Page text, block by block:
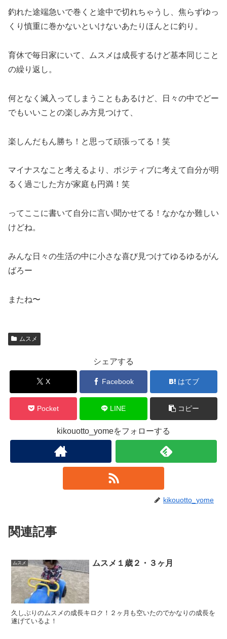
釣れた途端急いで巻くと途中で切れちゃうし、焦らずゆっ
くり慎重に巻かないといけないあたりほんとに釣り。
育休で毎日家にいて、ムスメは成長するけど基本同じこと
の繰り返し。
何となく滅入ってしまうこともあるけど、日々の中でどー
でもいいことの楽しみ方見つけて、
楽しんだもん勝ち！と思って頑張ってる！笑
マイナスなこと考えるより、ポジティブに考えて自分が明
るく過ごした方が家庭も円満！笑
ってここに書いて自分に言い聞かせてる！なかなか難しい
けどね。
みんな日々の生活の中に小さな喜び見つけてゆるゆるがん
ばろー
またね〜
ムスメ
シェアする
X Facebook はてブ
Pocket LINE コピー
kikouotto_yomeをフォローする
kikouotto_yome
関連記事
ムスメ ムスメ１歳２・３ヶ月
久しぶりのムスメの成長キロク！２ヶ月も空いたのでかなりの成長を
遂げているよ！